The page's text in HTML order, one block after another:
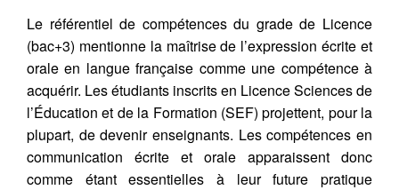
Le référentiel de compétences du grade de Licence
(bac+3) mentionne la maîtrise de l’expression écrite et
orale en langue française comme une compétence à
acquérir. Les étudiants inscrits en Licence Sciences de
l’Éducation et de la Formation (SEF) projettent, pour la
plupart, de devenir enseignants. Les compétences en
communication écrite et orale apparaissent donc
comme étant essentielles à leur future pratique